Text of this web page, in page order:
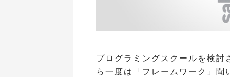
プログラミングスクールを検
ら一度は「フレームワーク」聞